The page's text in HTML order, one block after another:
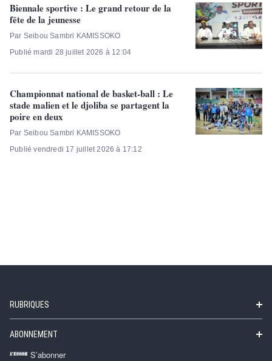
Biennale sportive : Le grand retour de la
fête de la jeunesse
Par Seibou Sambri KAMISSOKO
Publié mardi 28 juillet 2026 à 12:04
Championnat national de basket-ball : Le
stade malien et le djoliba se partagent la
poire en deux
Par Seibou Sambri KAMISSOKO
Publié vendredi 17 juillet 2026 à 17:12
RUBRIQUES
ABONNEMENT
S’abonner